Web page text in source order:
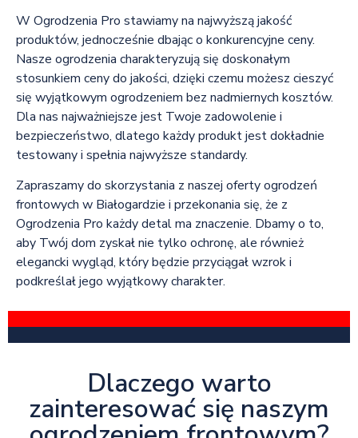
W Ogrodzenia Pro stawiamy na najwyższą jakość
produktów, jednocześnie dbając o konkurencyjne ceny.
Nasze ogrodzenia charakteryzują się doskonałym
stosunkiem ceny do jakości, dzięki czemu możesz cieszyć
się wyjątkowym ogrodzeniem bez nadmiernych kosztów.
Dla nas najważniejsze jest Twoje zadowolenie i
bezpieczeństwo, dlatego każdy produkt jest dokładnie
testowany i spełnia najwyższe standardy.
Zapraszamy do skorzystania z naszej oferty ogrodzeń
frontowych w Białogardzie i przekonania się, że z
Ogrodzenia Pro każdy detal ma znaczenie. Dbamy o to,
aby Twój dom zyskał nie tylko ochronę, ale również
elegancki wygląd, który będzie przyciągał wzrok i
podkreślał jego wyjątkowy charakter.
Dlaczego warto
zainteresować się naszym